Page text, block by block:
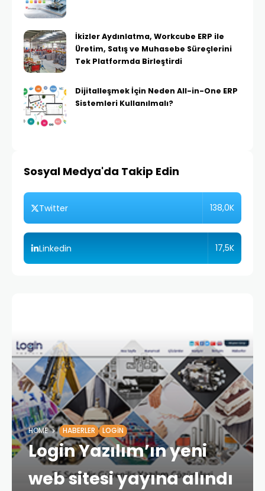
İkizler Aydınlatma, Workcube ERP ile
Üretim, Satış ve Muhasebe Süreçlerini
Tek Platformda Birleştirdi
Dijitalleşmek İçin Neden All-in-One ERP
Sistemleri Kullanılmalı?
Sosyal Medya'da Takip Edin
Twitter 138,0K
Linkedin 17,5K
HOME HABERLER LOGIN
Login Yazılım’ın yeni
web sitesi yayına alındı